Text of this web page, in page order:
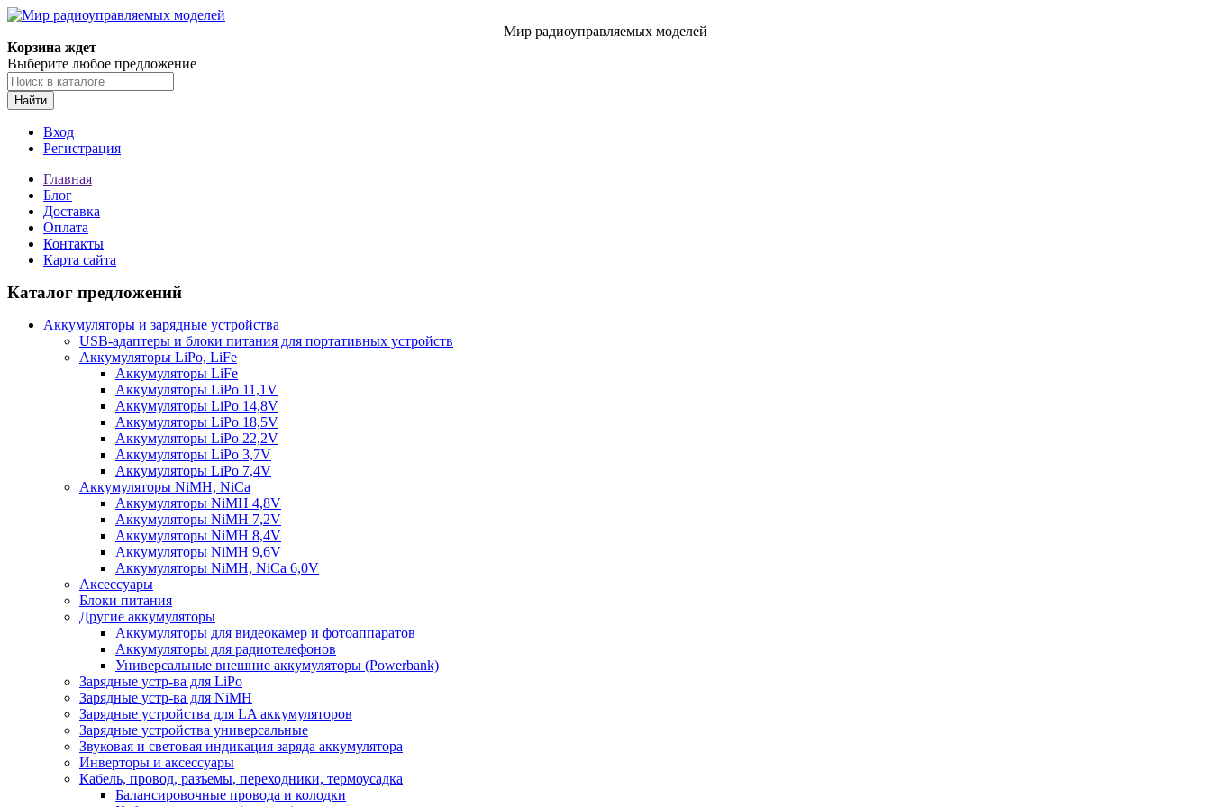
Мир радиоуправляемых моделей
Корзина ждет
Выберите любое предложение
Найти
Вход
Регистрация
Главная
Блог
Доставка
Оплата
Контакты
Карта сайта
Каталог предложений
Аккумуляторы и зарядные устройства
USB-адаптеры и блоки питания для портативных устройств
Аккумуляторы LiPo, LiFe
Аккумуляторы LiFe
Аккумуляторы LiPo 11,1V
Аккумуляторы LiPo 14,8V
Аккумуляторы LiPo 18,5V
Аккумуляторы LiPo 22,2V
Аккумуляторы LiPo 3,7V
Аккумуляторы LiPo 7,4V
Аккумуляторы NiMH, NiCa
Аккумуляторы NiMH 4,8V
Аккумуляторы NiMH 7,2V
Аккумуляторы NiMH 8,4V
Аккумуляторы NiMH 9,6V
Аккумуляторы NiMH, NiCa 6,0V
Аксессуары
Блоки питания
Другие аккумуляторы
Аккумуляторы для видеокамер и фотоаппаратов
Аккумуляторы для радиотелефонов
Универсальные внешние аккумуляторы (Powerbank)
Зарядные устр-ва для LiPo
Зарядные устр-ва для NiMH
Зарядные устройства для LA аккумуляторов
Зарядные устройства универсальные
Звуковая и световая индикация заряда аккумулятора
Инверторы и аксессуары
Кабель, провод, разъемы, переходники, термоусадка
Балансировочные провода и колодки